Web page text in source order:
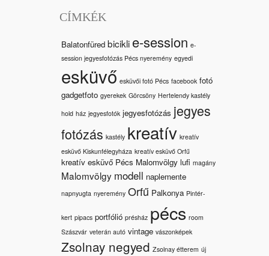
CÍMKÉK
Balatonfüred bicikli e-session e-
session jegyesfotózás Pécs nyeremény egyedi
esküvő esküvői fotó Pécs facebook fotó
gadgetfoto gyerekek Görcsöny Hertelendy kastély
hold ház jegyesfotók jegyesfotózás jegyes
fotózás kastély kreatív kreatív
esküvő Kiskunfélegyháza kreatív esküvő Orfű
kreatív esküvő Pécs Malomvölgy lufi magány
Malomvölgy modell naplemente
napnyugta nyeremény Orfű Palkonya Pintér-
kert pipacs portfólió présház pécs room
Szászvár veterán autó vintage vászonképek
Zsolnay negyed Zsolnay étterem új